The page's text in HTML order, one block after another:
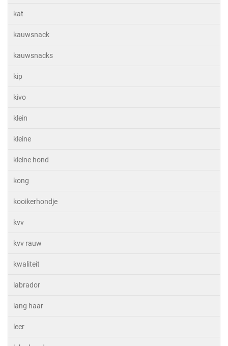
kat
kauwsnack
kauwsnacks
kip
kivo
klein
kleine
kleine hond
kong
kooikerhondje
kvv
kvv rauw
kwaliteit
labrador
lang haar
leer